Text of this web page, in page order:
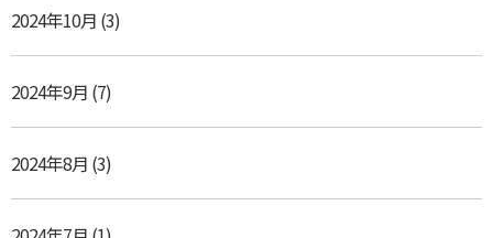
2024年10月 (3)
2024年9月 (7)
2024年8月 (3)